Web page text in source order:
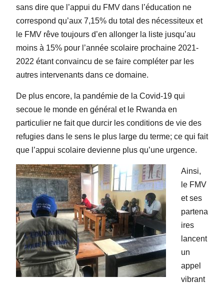
sans dire que l’appui du FMV dans l’éducation ne
correspond qu’aux 7,15% du total des nécessiteux et
le FMV rêve toujours d’en allonger la liste jusqu’au
moins à 15% pour l’année scolaire prochaine 2021-
2022 étant convaincu de se faire compléter par les
autres intervenants dans ce domaine.
De plus encore, la pandémie de la Covid-19 qui
secoue le monde en général et le Rwanda en
particulier ne fait que durcir les conditions de vie des
refugies dans le sens le plus large du terme; ce qui fait
que l’appui scolaire devienne plus qu’une urgence.
Ainsi,
le FMV
et ses
partena
ires
lancent
un
appel
vibrant